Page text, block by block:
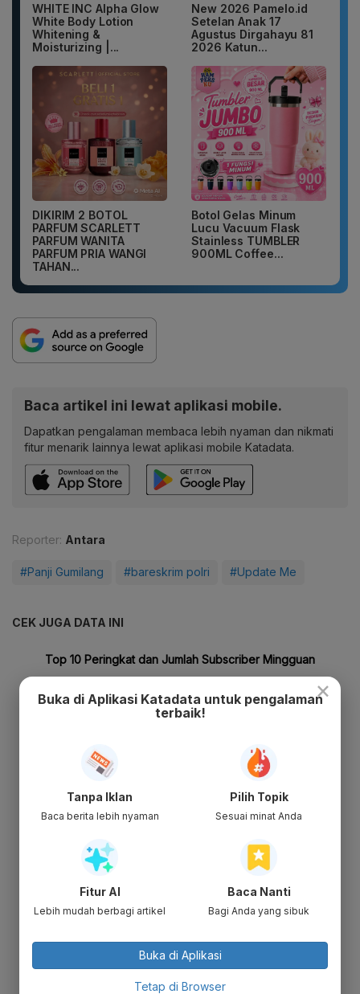
WHITE INC Alpha Glow
White Body Lotion
Whitening &
Moisturizing |...
New 2026 Pamelo.id
Setelan Anak 17
Agustus Dirgahayu 81
2026 Katun...
DIKIRIM 2 BOTOL
PARFUM SCARLETT
PARFUM WANITA
PARFUM PRIA WANGI
TAHAN...
Botol Gelas Minum
Lucu Vacuum Flask
Stainless TUMBLER
900ML Coffee...
Baca artikel ini lewat aplikasi mobile.
Dapatkan pengalaman membaca lebih nyaman dan nikmati
fitur menarik lainnya lewat aplikasi mobile Katadata.
Reporter: Antara
#Panji Gumilang #bareskrim polri #Update Me
CEK JUGA DATA INI
×
Buka di Aplikasi Katadata untuk pengalaman
terbaik!
Tanpa Iklan
Baca berita lebih nyaman
Pilih Topik
Sesuai minat Anda
Fitur AI
Lebih mudah berbagi artikel
Baca Nanti
Bagi Anda yang sibuk
Buka di Aplikasi
Tetap di Browser